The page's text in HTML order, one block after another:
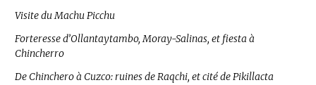
Visite du Machu Picchu
Forteresse d’Ollantaytambo, Moray-Salinas, et fiesta à
Chincherro
De Chinchero à Cuzco: ruines de Raqchi, et cité de Pikillacta